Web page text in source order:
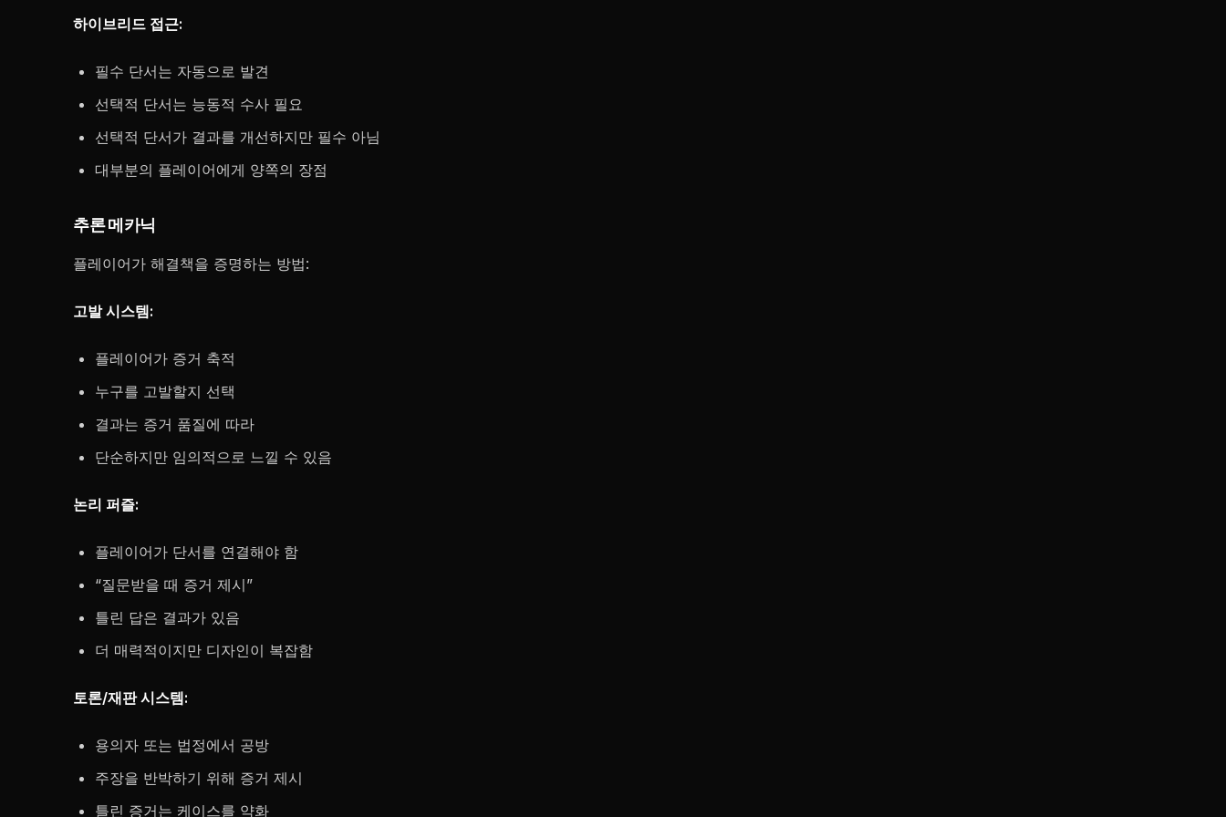
하이브리드 접근:
필수 단서는 자동으로 발견
선택적 단서는 능동적 수사 필요
선택적 단서가 결과를 개선하지만 필수 아님
대부분의 플레이어에게 양쪽의 장점
추론 메카닉
플레이어가 해결책을 증명하는 방법:
고발 시스템:
플레이어가 증거 축적
누구를 고발할지 선택
결과는 증거 품질에 따라
단순하지만 임의적으로 느낄 수 있음
논리 퍼즐:
플레이어가 단서를 연결해야 함
“질문받을 때 증거 제시”
틀린 답은 결과가 있음
더 매력적이지만 디자인이 복잡함
토론/재판 시스템:
용의자 또는 법정에서 공방
주장을 반박하기 위해 증거 제시
틀린 증거는 케이스를 약화